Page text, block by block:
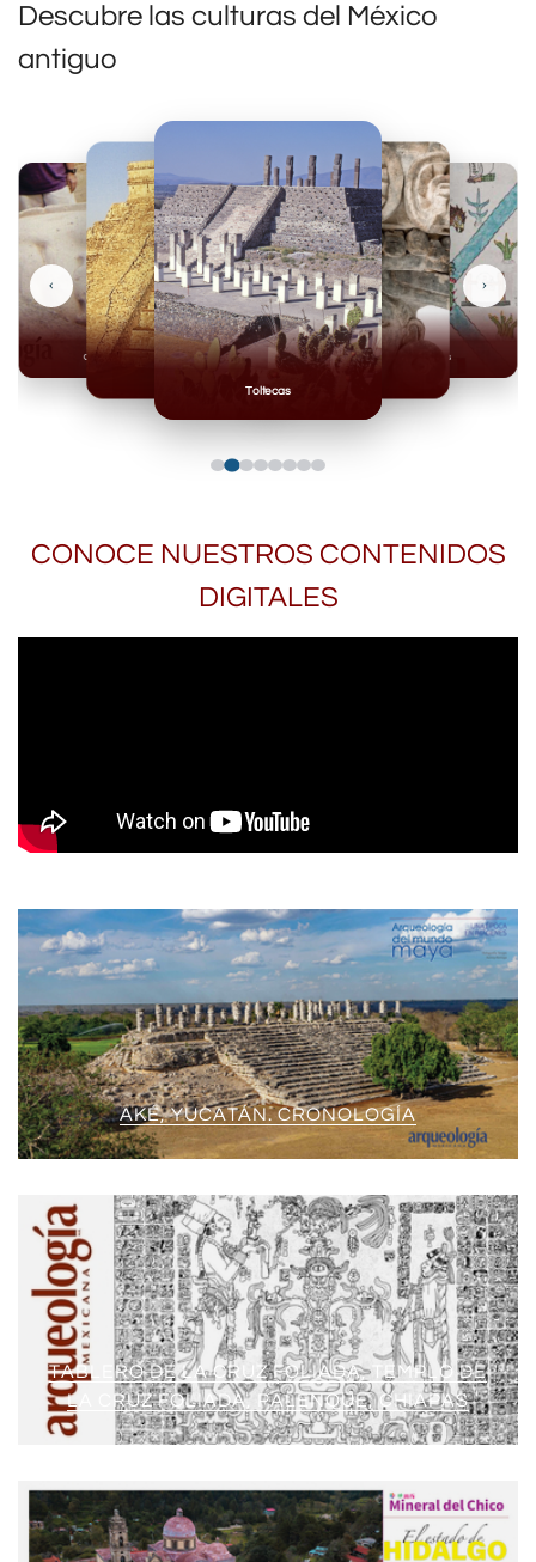
Descubre las culturas del México
antiguo
Toltecas
Mexicas
Olmecas
‹ ›
CONOCE NUESTROS CONTENIDOS
DIGITALES
AKÉ, YUCATÁN. CRONOLOGÍA
TABLERO DE LA CRUZ FOLIADA, TEMPLO DE
LA CRUZ FOLIADA, PALENQUE, CHIAPAS